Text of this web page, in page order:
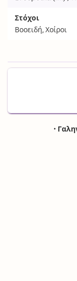
Στόχοι
Βοοειδή, Χοίροι
•